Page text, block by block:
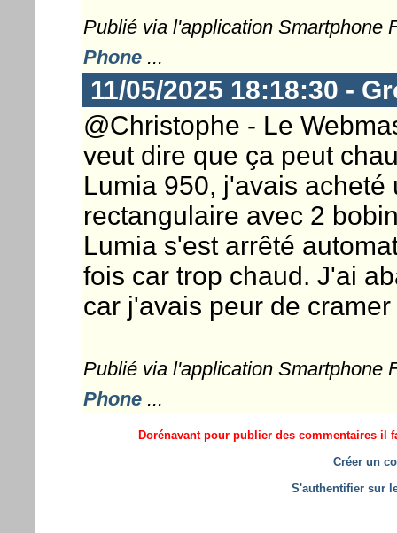
Publié via l'application Smartphone
Phone...
11/05/2025 18:18:30 -
@Christophe - Le
veut dire que ça peut
Lumia 950, j'avais
rectangulaire avec 2
Lumia s'est arrêté
fois car trop chaud. J'ai
car j'avais peur de
Publié via l'application Smartphone
Phone...
Dorénavant pour publier des commentaires il
Créer un
S'authentifier sur